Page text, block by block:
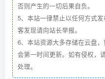
否则产生的一切后果自负。
5、本站一律禁止以任何方式
客发现请向站长举报。
6、本站资源大多存储在云盘
会第一时间更新。如有侵权，
处理。